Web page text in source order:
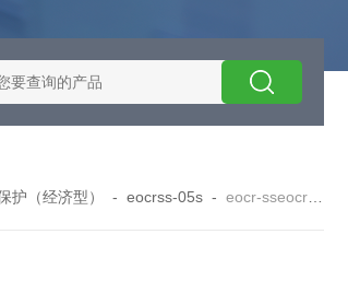
EOCRSE2-05RSEOCR-SE2施耐德电流保
护（经济型） -eocrss-05s -eocr-sseocrss-05s定时限过电流保护继电器